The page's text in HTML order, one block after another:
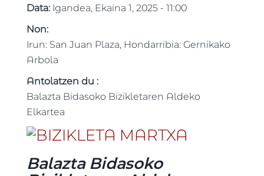
Data: Igandea, Ekaina 1, 2025 - 11:00
Non:
Irun: San Juan Plaza, Hondarribia: Gernikako
Arbola
Antolatzen du :
Balazta Bidasoko Bizikletaren Aldeko
Elkartea
Balazta Bidasoko